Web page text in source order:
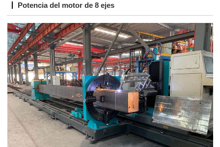
Potencia del motor de 8 ejes